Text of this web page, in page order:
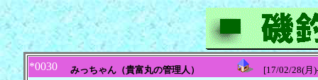
*0030 みっちゃん（貴富丸の管理人） [17/02/28(月